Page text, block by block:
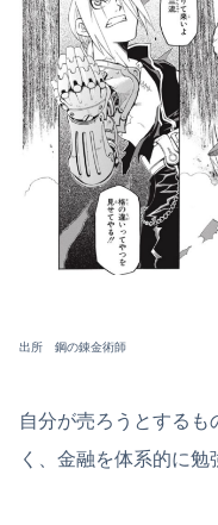
出所 鋼の錬金術師
自分が売ろうとする
く、金融を体系的に勉